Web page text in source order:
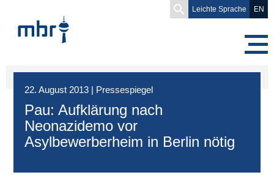
Search
for:
Leichte Sprache EN
22. August 2013 | Pressespiegel
Pau: Aufklärung nach
Neonazidemo vor
Asylbewerberheim in Berlin nötig